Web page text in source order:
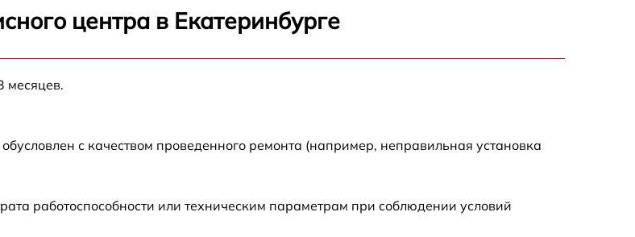
центра в Екатеринбурге
месяцев.
с качеством проведенного ремонта (например, неправильная установка
работоспособности или техническим параметрам при соблюдении условий